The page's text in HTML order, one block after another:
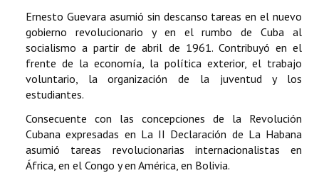
Ernesto Guevara asumió sin descanso tareas en el nuevo
gobierno revolucionario y en el rumbo de Cuba al
socialismo a partir de abril de 1961. Contribuyó en el
frente de la economía, la política exterior, el trabajo
voluntario, la organización de la juventud y los
estudiantes.
Consecuente con las concepciones de la Revolución
Cubana expresadas en La II Declaración de La Habana
asumió tareas revolucionarias internacionalistas en
África, en el Congo y en América, en Bolivia.